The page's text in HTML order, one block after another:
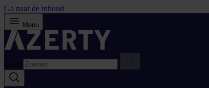
Ga naar de inhoud
Menu
Zoek